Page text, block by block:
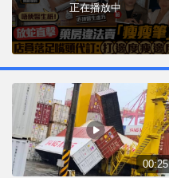
正在播放中
00:25